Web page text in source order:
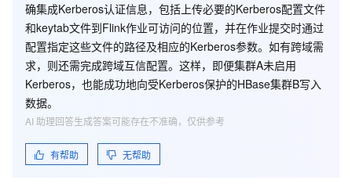
确集成Kerberos认证信息，包括上传必要的Kerberos配置文件
和keytab文件到Flink作业可访问的位置，并在作业提交时通过
配置指定这些文件的路径及相应的Kerberos参数。如有跨域需
求，则还需完成跨域互信配置。这样，即便集群A未启用
Kerberos，也能成功地向受Kerberos保护的HBase集群B写入
数据。
有帮助 无帮助
AI 助理回答生成答案可能存在不准确，仅供参考